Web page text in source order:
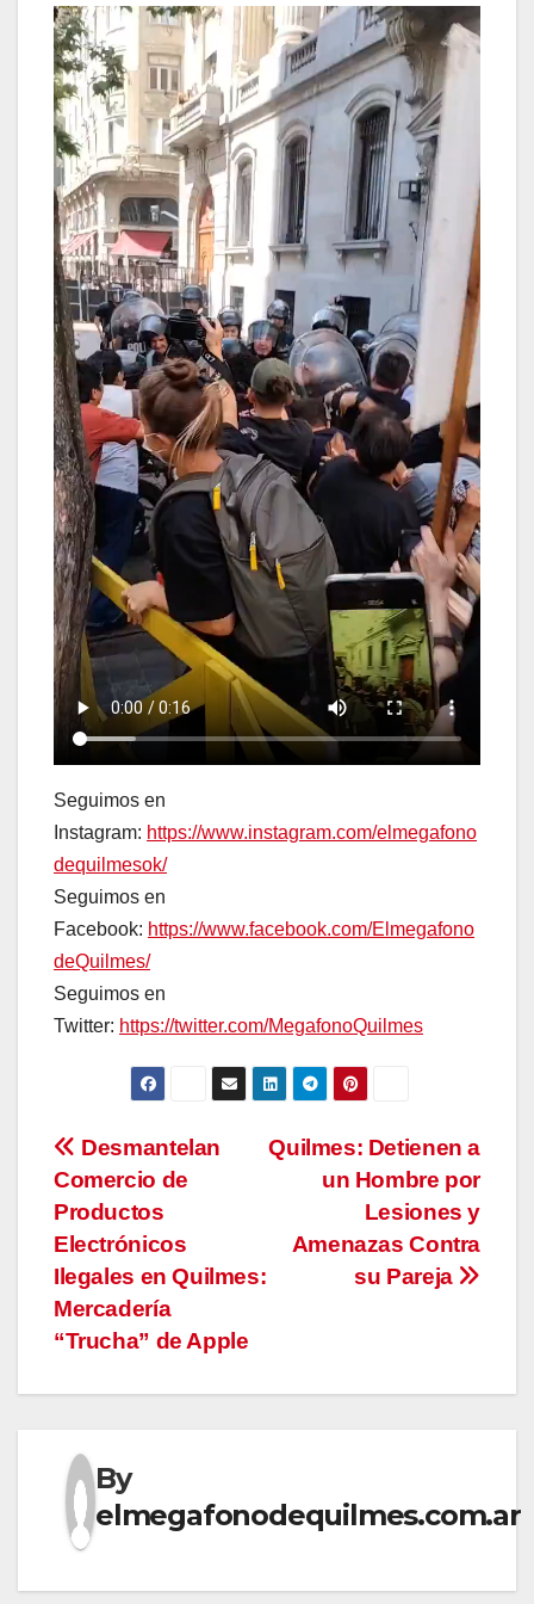
Seguimos en
Instagram: https://www.instagram.com/elmegafono
dequilmesok/
Seguimos en
Facebook: https://www.facebook.com/Elmegafono
deQuilmes/
Seguimos en
Twitter: https://twitter.com/MegafonoQuilmes
Navegación
de
entradas
Quilmes: Detienen a
un Hombre por
Lesiones y
Amenazas Contra
su Pareja
Desmantelan
Comercio de
Productos
Electrónicos
Ilegales en Quilmes:
Mercadería
“Trucha” de Apple
By
elmegafonodequilmes.com.ar